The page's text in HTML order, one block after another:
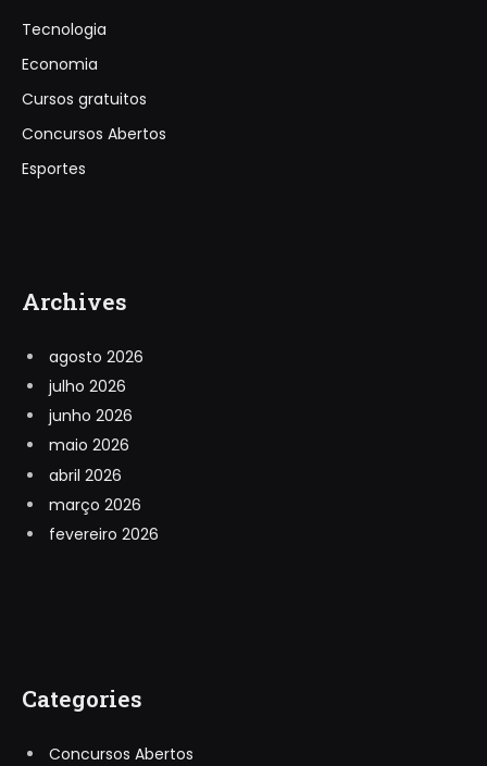
Tecnologia
Economia
Cursos gratuitos
Concursos Abertos
Esportes
Archives
agosto 2026
julho 2026
junho 2026
maio 2026
abril 2026
março 2026
fevereiro 2026
Categories
Concursos Abertos